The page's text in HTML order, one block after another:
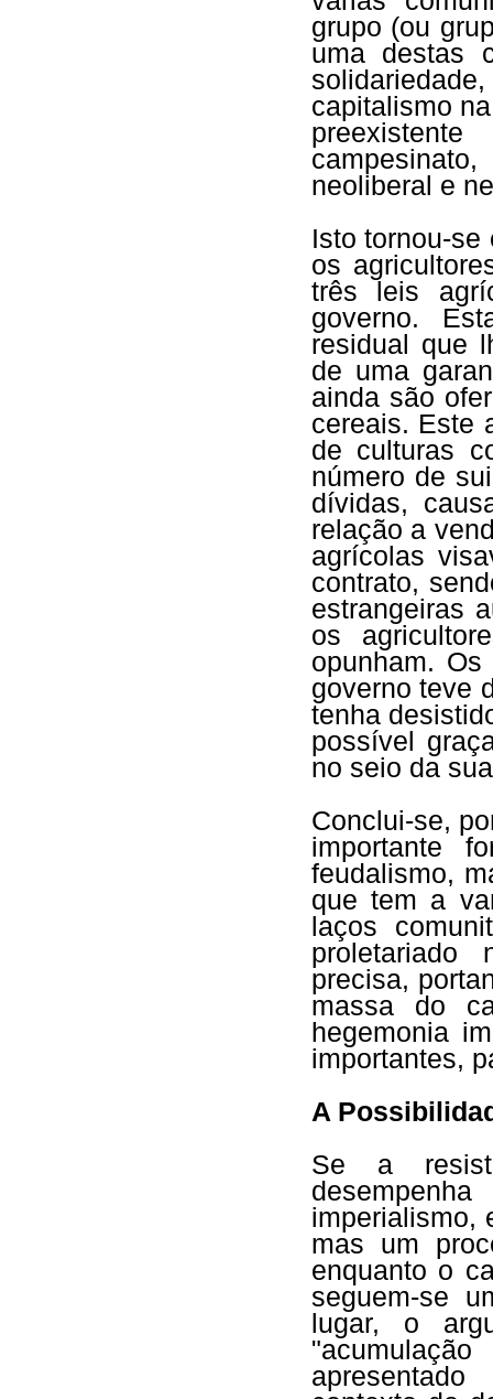
grupo (ou
uma destas
capitalismo
neoliberal e
Isto tornou-se
os
três leis
governo.
residual que
de uma
ainda são
cereais. Este
de culturas
número de
dívidas,
relação a
agrícolas
contrato,
estrangeiras
os
opunham.
governo teve
tenha
possível
no seio da
Conclui-se,
importante
feudalismo,
que tem a
laços
proletariado
precisa,
massa do
hegemonia
importantes,
A
Se a
imperialismo,
mas um
enquanto o
seguem-se
lugar, o